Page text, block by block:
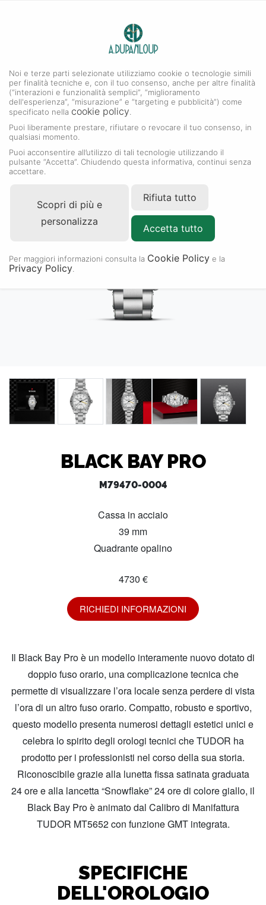
BLACK BAY PRO
M79470-0004
Cassa in acciaio
39 mm
Quadrante opalino
4730 €
RICHIEDI INFORMAZIONI
Il Black Bay Pro è un modello interamente nuovo dotato di
doppio fuso orario, una complicazione tecnica che
permette di visualizzare l’ora locale senza perdere di vista
l’ora di un altro fuso orario. Compatto, robusto e sportivo,
questo modello presenta numerosi dettagli estetici unici e
celebra lo spirito degli orologi tecnici che TUDOR ha
prodotto per i professionisti nel corso della sua storia.
Riconoscibile grazie alla lunetta fissa satinata graduata
24 ore e alla lancetta “Snowflake” 24 ore di colore giallo, il
Black Bay Pro è animato dal Calibro di Manifattura
TUDOR MT5652 con funzione GMT integrata.
SPECIFICHE
DELL'OROLOGIO
Noi e terze parti selezionate utilizziamo cookie o tecnologie simili
per finalità tecniche e, con il tuo consenso, anche per altre finalità
(“interazioni e funzionalità semplici”, “miglioramento
dell'esperienza”, “misurazione” e “targeting e pubblicità”) come
specificato nella cookie policy
Puoi liberamente prestare, rifiutare o revocare il tuo consenso, in
qualsiasi momento.
Puoi acconsentire all’utilizzo di tali tecnologie utilizzando il
pulsante “Accetta”. Chiudendo questa informativa, continui senza
accettare.
Scopri di più e
personalizza
Rifiuta tutto
Accetta tutto
Per maggiori informazioni consulta la Cookie Policy e la
Privacy Policy